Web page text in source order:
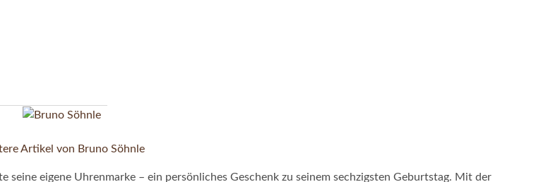
Artikel von Bruno Söhnle
seine eigene Uhrenmarke – ein persönliches Geschenk zu seinem sechzigsten Geburtstag. Mit der